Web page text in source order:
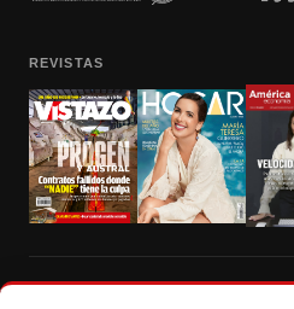
REVISTAS